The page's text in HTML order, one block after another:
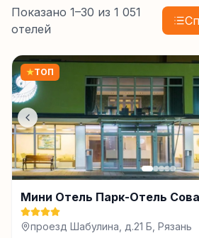
Показано 1–30 из 1 051
отелей
★ТОП
Мини Отель Парк-Отель Сова
проезд Шабулина, д.21 Б, Рязань